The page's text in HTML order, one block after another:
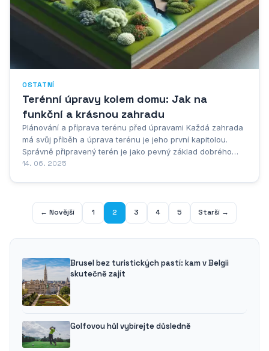
OSTATNÍ
Terénní úpravy kolem domu: Jak na
funkční a krásnou zahradu
Plánování a příprava terénu před úpravami Každá zahrada
má svůj příběh a úprava terénu je jeho první kapitolou.
Správně připravený terén je jako pevný základ dobrého
domu - když ho odbydeme, všechno ostatní se nám může
14. 06. 2025
← Novější 1 2 3 4 5 Starší →
Brusel bez turistických pastí: kam v Belgii
skutečně zajít
Golfovou hůl vybírejte důsledně